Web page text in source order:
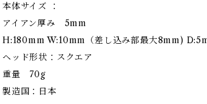
本体サイズ ：
アイアン厚み 5mm
H:180mm W:10mm（差し込み部最大8mm)
ヘッド形状：スクエア
重量 70g
製造国：日本